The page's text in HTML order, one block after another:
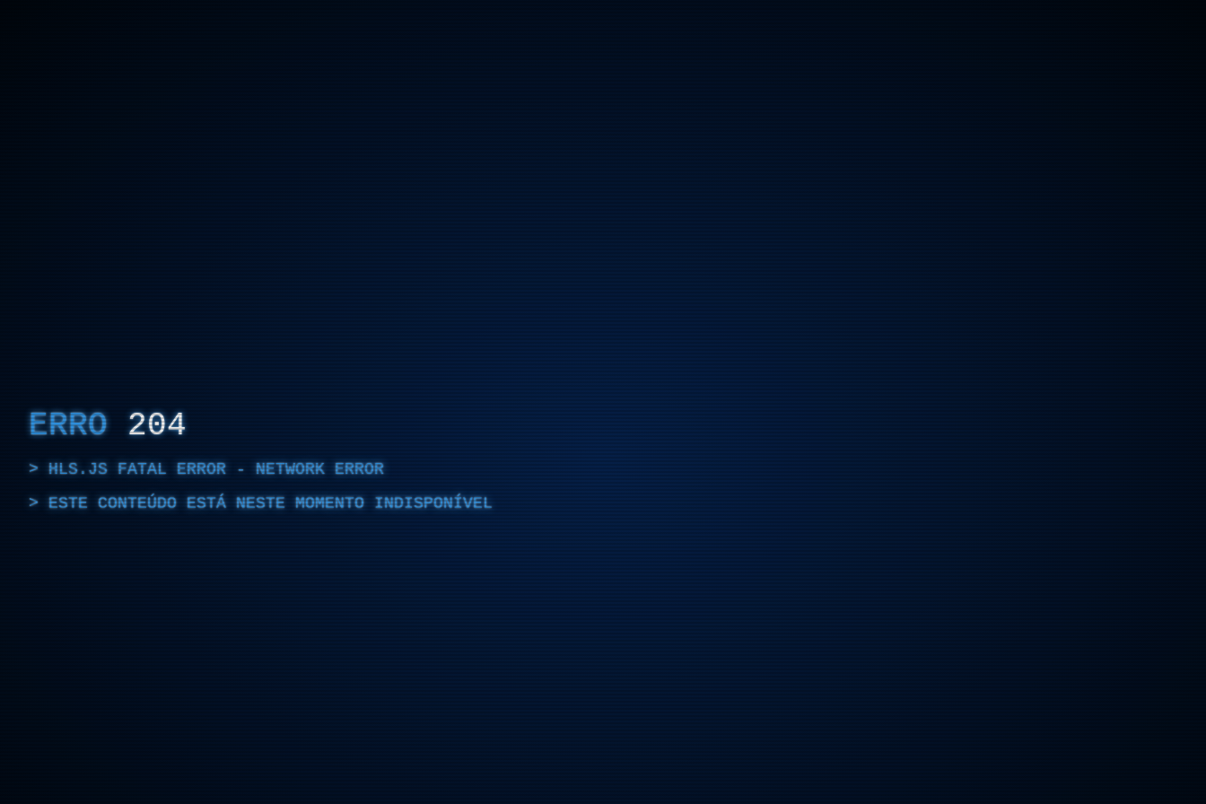
ERRO 204
HLS.JS FATAL ERROR - NETWORK ERROR
ESTE CONTEÚDO ESTÁ NESTE MOMENTO INDISPONÍVEL